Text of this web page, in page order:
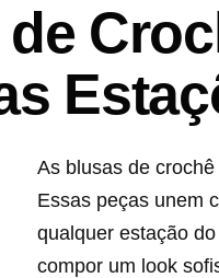
As blusas de
Essas peças unem
qualquer estação
compor um look